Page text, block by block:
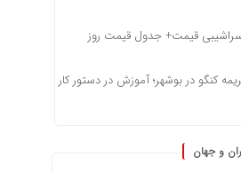
سراشیبی قیمت+ جدول قیمت روز
کنگو در بوشهر؛ آموزش در دستور کار
و جهان